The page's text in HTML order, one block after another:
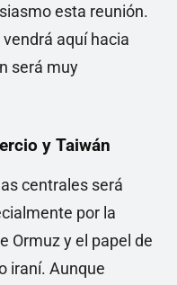
esta reunión.
aquí hacia
será muy
y Taiwán
centrales será
por la
Ormuz y el papel de
iraní. Aunque